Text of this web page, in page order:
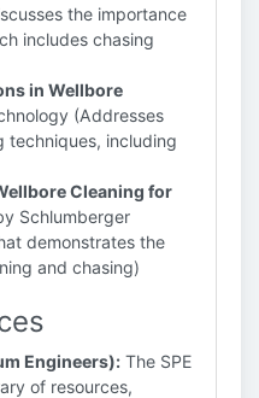
the importance
includes chasing
in Wellbore
(Addresses
techniques, including
Cleaning for
Schlumberger
demonstrates the
and chasing)
Engineers): The SPE
of resources,